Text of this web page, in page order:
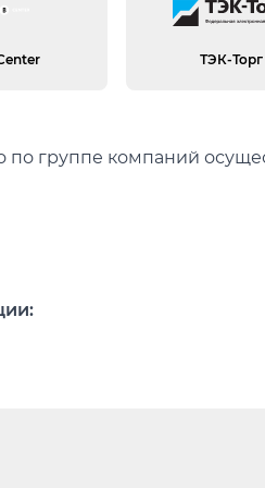
ТЭК-Торг
по группе компаний
Заказчик.